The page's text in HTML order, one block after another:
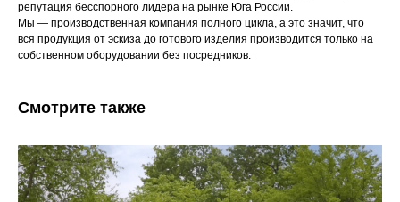
репутация бесспорного лидера на рынке Юга России.
Мы — производственная компания полного цикла, а это значит, что
вся продукция от эскиза до готового изделия производится только на
собственном оборудовании без посредников.
Смотрите также